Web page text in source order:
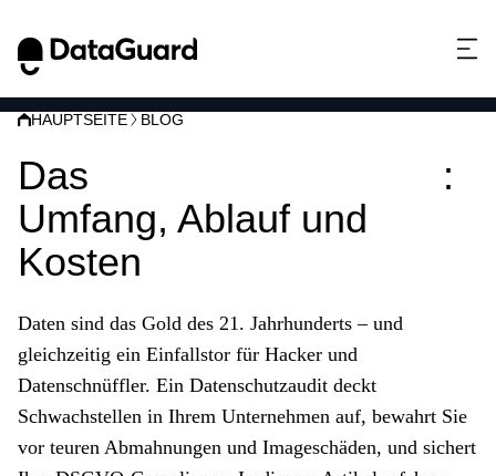
HAUPTSEITE BLOG
Das
:
Umfang, Ablauf und
Kosten
Daten sind das Gold des 21. Jahrhunderts – und
gleichzeitig ein Einfallstor für Hacker und
Datenschnüffler. Ein Datenschutzaudit deckt
Schwachstellen in Ihrem Unternehmen auf, bewahrt Sie
vor teuren Abmahnungen und Imageschäden, und sichert